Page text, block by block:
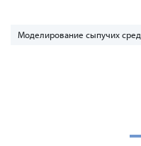
Моделирование сыпучих сред